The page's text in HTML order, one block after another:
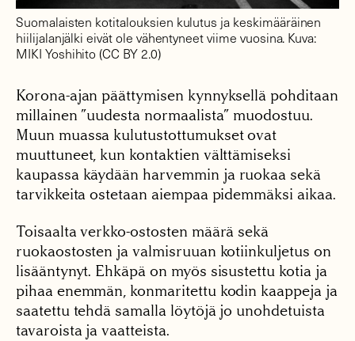
Suomalaisten kotitalouksien kulutus ja keskimääräinen
hiilijalanjälki eivät ole vähentyneet viime vuosina. Kuva:
MIKI Yoshihito (CC BY 2.0)
Korona-ajan päättymisen kynnyksellä pohditaan
millainen ”uudesta normaalista” muodostuu.
Muun muassa kulutustottumukset ovat
muuttuneet, kun kontaktien välttämiseksi
kaupassa käydään harvemmin ja ruokaa sekä
tarvikkeita ostetaan aiempaa pidemmäksi aikaa.
Toisaalta verkko-ostosten määrä sekä
ruokaostosten ja valmisruuan kotiinkuljetus on
lisääntynyt. Ehkäpä on myös sisustettu kotia ja
pihaa enemmän, konmaritettu kodin kaappeja ja
saatettu tehdä samalla löytöjä jo unohdetuista
tavaroista ja vaatteista.